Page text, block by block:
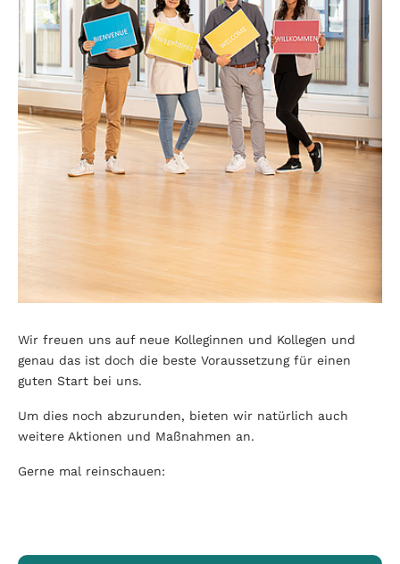
Wir freuen uns auf neue Kolleginnen und Kollegen und
genau das ist doch die beste Voraussetzung für einen
guten Start bei uns.
Um dies noch abzurunden, bieten wir natürlich auch
weitere Aktionen und Maßnahmen an.
Gerne mal reinschauen: